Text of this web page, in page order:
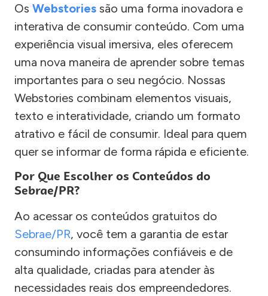
Os Webstories são uma forma inovadora e
interativa de consumir conteúdo. Com uma
experiência visual imersiva, eles oferecem
uma nova maneira de aprender sobre temas
importantes para o seu negócio. Nossas
Webstories combinam elementos visuais,
texto e interatividade, criando um formato
atrativo e fácil de consumir. Ideal para quem
quer se informar de forma rápida e eficiente.
Por Que Escolher os Conteúdos do
Sebrae/PR?
Ao acessar os conteúdos gratuitos do
Sebrae/PR, você tem a garantia de estar
consumindo informações confiáveis e de
alta qualidade, criadas para atender às
necessidades reais dos empreendedores.